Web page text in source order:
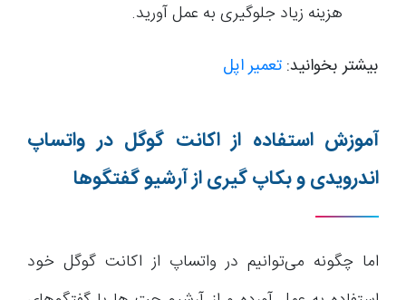
هزینه زیاد جلوگیری به عمل آورید.
بیشتر بخوانید: تعمیر اپل
آموزش استفاده از اکانت گوگل در واتساپ
اندرویدی و بکاپ گیری از آرشیو گفتگوها
اما چگونه می‌توانیم در واتساپ از اکانت گوگل خود